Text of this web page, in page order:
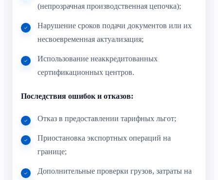
(непрозрачная производственная цепочка);
Нарушение сроков подачи документов или их
несвоевременная актуализация;
Использование неаккредитованных
сертификационных центров.
Последствия ошибок и отказов:
Отказ в предоставлении тарифных льгот;
Приостановка экспортных операций на
границе;
Дополнительные проверки грузов, затраты на